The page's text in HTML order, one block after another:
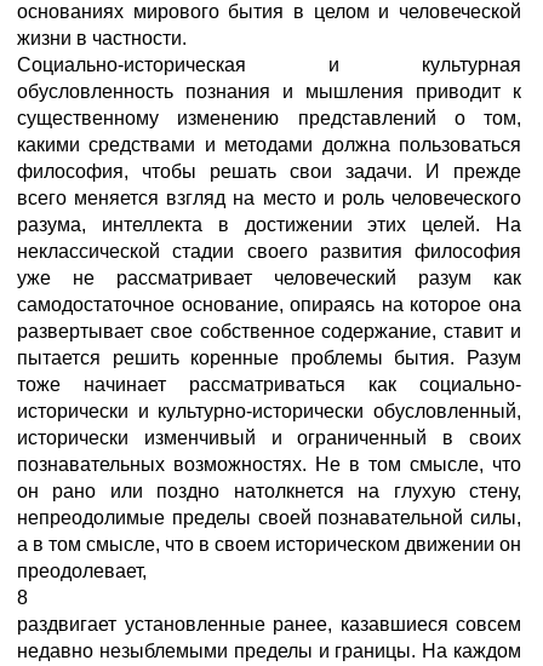
основаниях мирового бытия в целом и человеческой
жизни в частности.
Социально-историческая и культурная
обусловленность познания и мышления приводит к
существенному изменению представлений о том,
какими средствами и методами должна пользоваться
философия, чтобы решать свои задачи. И прежде
всего меняется взгляд на место и роль человеческого
разума, интеллекта в достижении этих целей. На
неклассической стадии своего развития философия
уже не рассматривает человеческий разум как
самодостаточное основание, опираясь на которое она
развертывает свое собственное содержание, ставит и
пытается решить коренные проблемы бытия. Разум
тоже начинает рассматриваться как социально-
исторически и культурно-исторически обусловленный,
исторически изменчивый и ограниченный в своих
познавательных возможностях. Не в том смысле, что
он рано или поздно натолкнется на глухую стену,
непреодолимые пределы своей познавательной силы,
а в том смысле, что в своем историческом движении он
преодолевает,
8
раздвигает установленные ранее, казавшиеся совсем
недавно незыблемыми пределы и границы. На каждом